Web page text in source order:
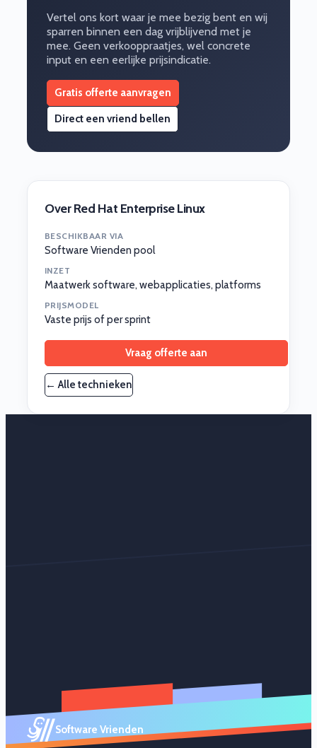
Vertel ons kort waar je mee bezig bent en wij
sparren binnen een dag vrijblijvend met je
mee. Geen verkooppraatjes, wel concrete
input en een eerlijke prijsindicatie.
Gratis offerte aanvragen
Direct een vriend bellen
Over Red Hat Enterprise Linux
BESCHIKBAAR VIA
Software Vrienden pool
INZET
Maatwerk software, webapplicaties, platforms
PRIJSMODEL
Vaste prijs of per sprint
Vraag offerte aan
← Alle technieken
Software Vrienden